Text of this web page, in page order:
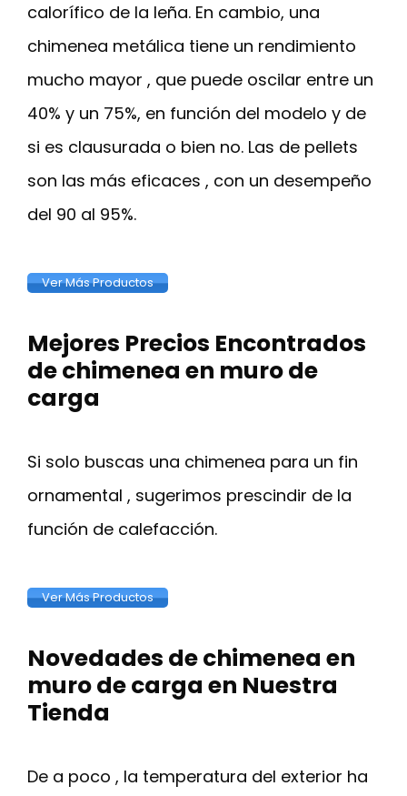
calorífico de la leña. En cambio, una
chimenea metálica tiene un rendimiento
mucho mayor , que puede oscilar entre un
40% y un 75%, en función del modelo y de
si es clausurada o bien no. Las de pellets
son las más eficaces , con un desempeño
del 90 al 95%.
Ver Más Productos
Mejores Precios Encontrados
de chimenea en muro de
carga
Si solo buscas una chimenea para un fin
ornamental , sugerimos prescindir de la
función de calefacción.
Ver Más Productos
Novedades de chimenea en
muro de carga en Nuestra
Tienda
De a poco , la temperatura del exterior ha